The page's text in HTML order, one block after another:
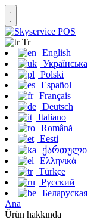
Tr
English
Українська
Polski
Español
Français
Deutsch
Italiano
Română
Eesti
ქართული
Ελληνικά
Türkçe
Русский
Беларуская
Ana
Ürün hakkında